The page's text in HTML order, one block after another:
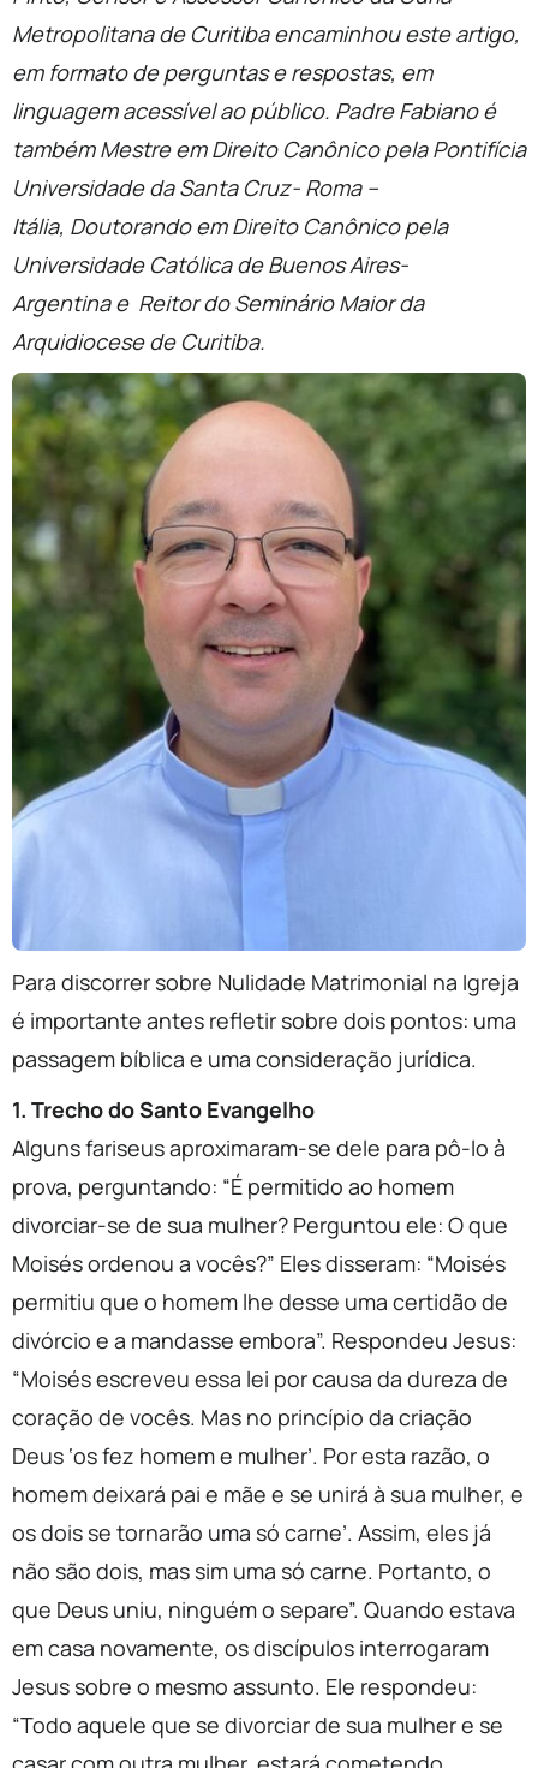
Metropolitana de Curitiba encaminhou este artigo,
em formato de perguntas e respostas, em
linguagem acessível ao público. Padre Fabiano é
também Mestre em Direito Canônico pela Pontifícia
Universidade da Santa Cruz- Roma –
Itália, Doutorando em Direito Canônico pela
Universidade Católica de Buenos Aires-
Argentina e Reitor do Seminário Maior da
Arquidiocese de Curitiba.
Para discorrer sobre Nulidade Matrimonial na Igreja
é importante antes refletir sobre dois pontos: uma
passagem bíblica e uma consideração jurídica.
1. Trecho do Santo Evangelho
Alguns fariseus aproximaram-se dele para pô-lo à
prova, perguntando: “É permitido ao homem
divorciar-se de sua mulher? Perguntou ele: O que
Moisés ordenou a vocês?” Eles disseram: “Moisés
permitiu que o homem lhe desse uma certidão de
divórcio e a mandasse embora”. Respondeu Jesus:
“Moisés escreveu essa lei por causa da dureza de
coração de vocês. Mas no princípio da criação
Deus ‘os fez homem e mulher’. Por esta razão, o
homem deixará pai e mãe e se unirá à sua mulher, e
os dois se tornarão uma só carne’. Assim, eles já
não são dois, mas sim uma só carne. Portanto, o
que Deus uniu, ninguém o separe”. Quando estava
em casa novamente, os discípulos interrogaram
Jesus sobre o mesmo assunto. Ele respondeu:
“Todo aquele que se divorciar de sua mulher e se